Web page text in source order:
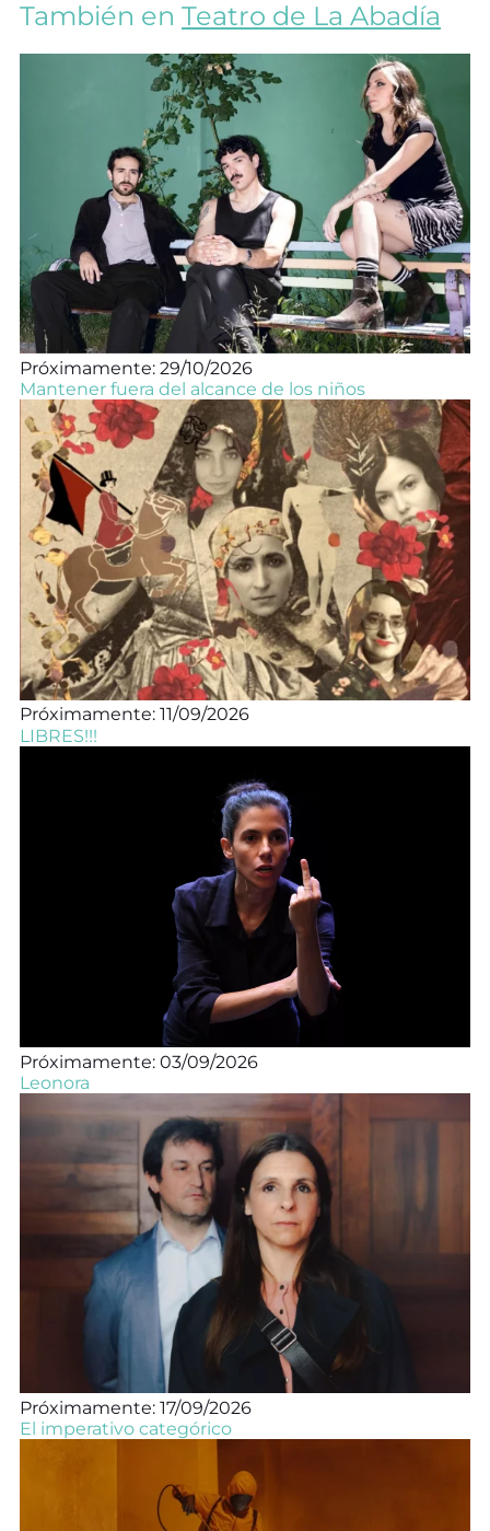
También en Teatro de La Abadía
Próximamente: 29/10/2026
Mantener fuera del alcance de los niños
Próximamente: 11/09/2026
LIBRES!!!
Próximamente: 03/09/2026
Leonora
Próximamente: 17/09/2026
El imperativo categórico